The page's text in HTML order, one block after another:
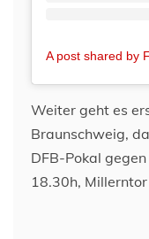
Weiter geht es
Braunschweig,
DFB-Pokal
18.30h, Millerntor